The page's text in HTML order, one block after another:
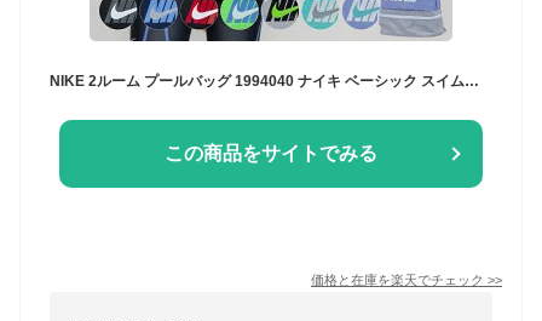
NIKE 2ルーム プールバッグ 1994040 ナイキ ベーシック スイムバック バッグ スイミング 水泳 男の子 女の子 男子 女子 男児 女児 袋 スイミングスクール 水泳授業 小学生 小学校 中学生 中学校 ボーイズ ガールズ メール便 送料無料
この商品をサイトでみる
価格と在庫を楽天でチェック >>